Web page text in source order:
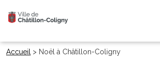
Accueil > Noël à Châtillon-Coligny